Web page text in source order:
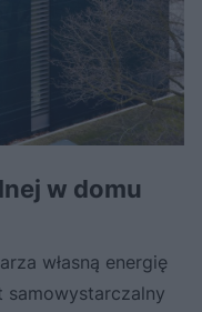
w domu
własną energię
samowystarczalny